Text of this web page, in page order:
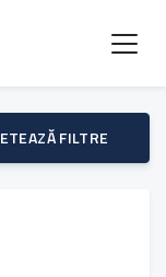
FILTRE